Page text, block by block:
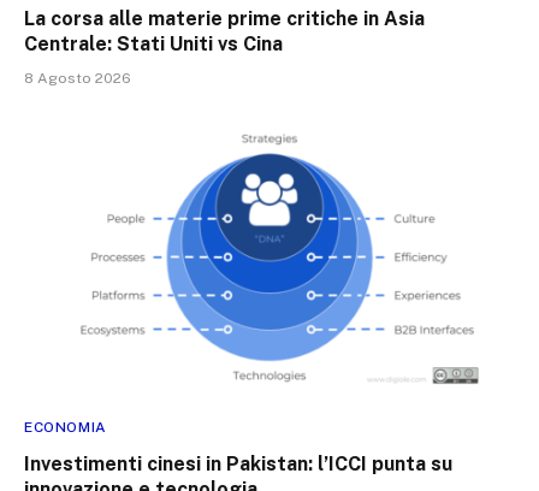
La corsa alle materie prime critiche in Asia
Centrale: Stati Uniti vs Cina
8 Agosto 2026
ECONOMIA
Investimenti cinesi in Pakistan: l’ICCI punta su